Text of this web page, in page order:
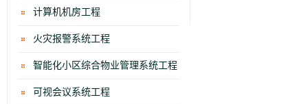
计算机机房工程
火灾报警系统工程
智能化小区综合物业管理系统工程
可视会议系统工程